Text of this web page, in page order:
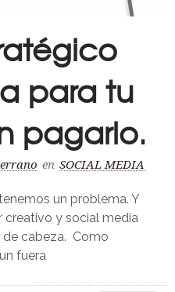
para tu
pagarlo.
en SOCIAL MEDIA
un problema. Y
y social media
de cabeza. Como
fuera